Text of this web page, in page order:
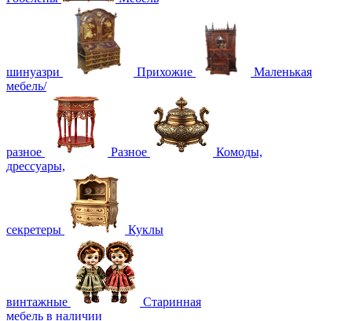
шинуазри Прихожие
Маленькая
мебель/
разное Разное
Комоды,
дрессуары,
секретеры Куклы
винтажные
Старинная
мебель в наличии